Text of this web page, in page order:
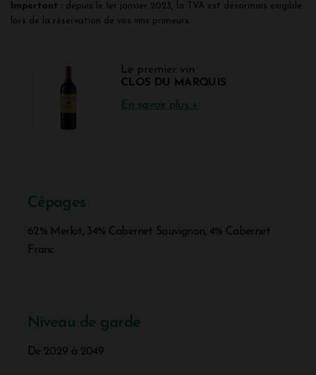
Important : depuis le 1er janvier 2023, la TVA est désormais exigible
lors de la réservation de vos vins primeurs.
Le premier vin
CLOS DU MARQUIS
En savoir plus +
Cépages
62% Merlot, 34% Cabernet Sauvignon, 4% Cabernet
Franc
Niveau de garde
De 2029 à 2049